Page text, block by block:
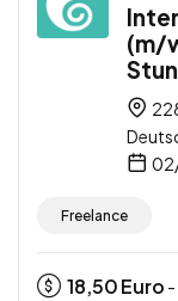
(m/
Freelance
18,50Euro -